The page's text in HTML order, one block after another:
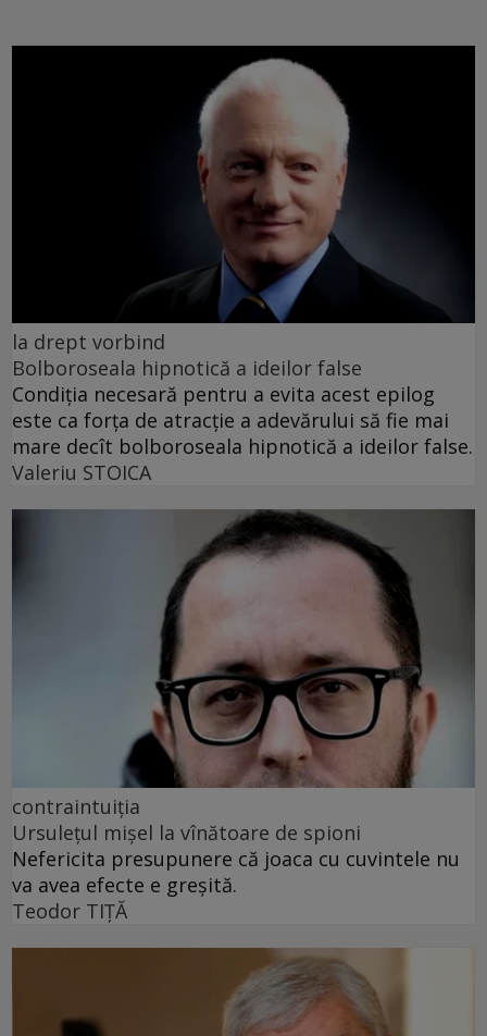
la drept vorbind
Bolboroseala hipnotică a ideilor false
Condiția necesară pentru a evita acest epilog
este ca forța de atracție a adevărului să fie mai
mare decît bolboroseala hipnotică a ideilor false.
Valeriu STOICA
contraintuiția
Ursulețul mișel la vînătoare de spioni
Nefericita presupunere că joaca cu cuvintele nu
va avea efecte e greșită.
Teodor TIŢĂ